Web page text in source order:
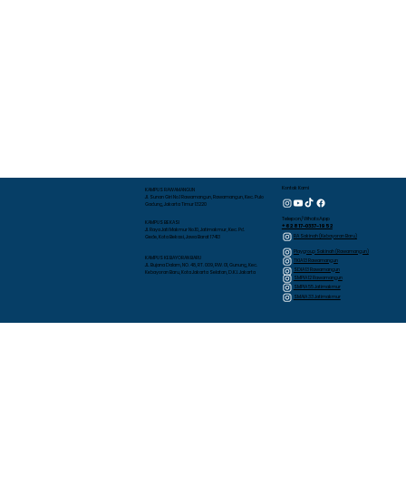
KAMPUS RAWAMANGUN
Jl. Sunan Giri No.1 Rawamangun, Rawamangun, Kec. Pulo
Gadung, Jakarta Timur 13220
KAMPUS BEKASI
Jl. Raya Jati Makmur No.10, Jatimakmur, Kec. Pd.
Gede, Kota Bekasi, Jawa Barat 17413
KAMPUS KEBAYORAN BARU
JL. Bujana Dalam, NO. 48, RT. 009, RW. 01, Gunung, Kec.
Kebayoran Baru, Kota Jakarta Selatan, D.K.I. Jakarta
Kontak Kami
Telepon/WhatsApp
+62 817-0337-1952
RA Sakinah (Kebayoran Baru)
Playgroup Sakinah (Rawamangun)
TKIA 13 Rawamangun
SDIA 13 Rawamangun
SMPIA 12 Rawamangun
SMPIA 55 Jatimakmur
SMAIA 33 Jatimakmur